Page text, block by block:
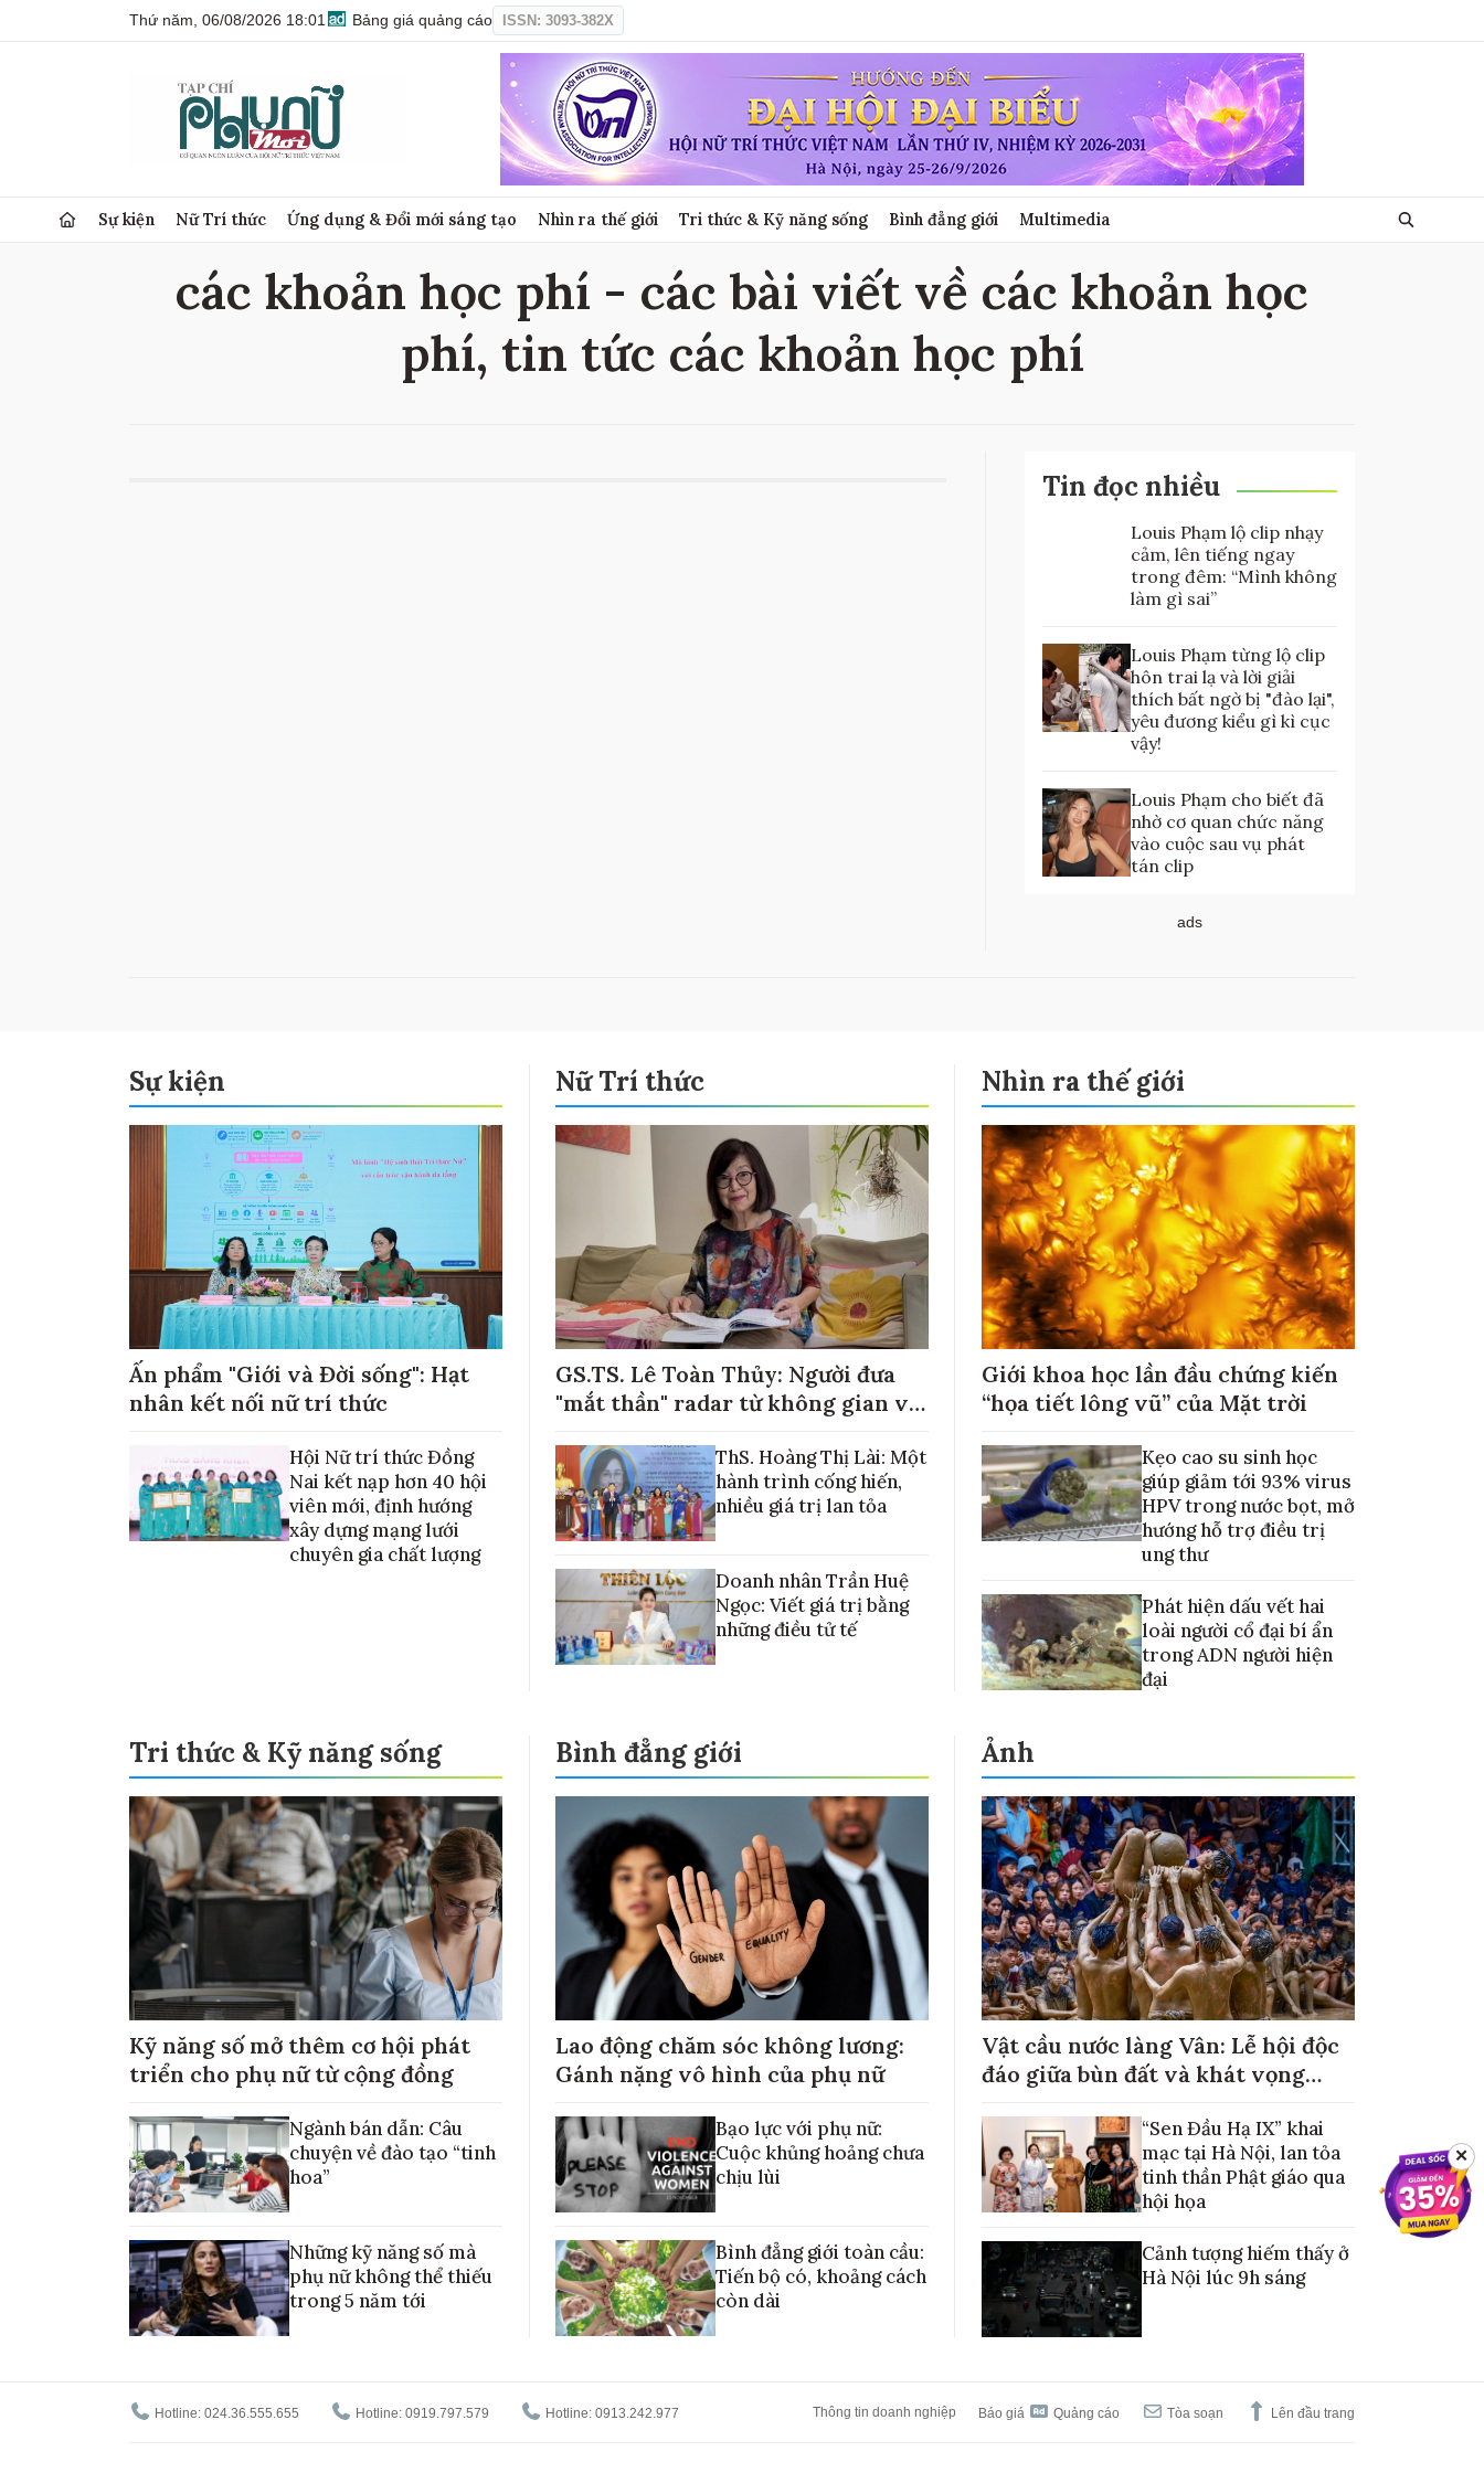
Thứ năm, 06/08/2026 18:01 Bảng giá quảng cáo ISSN: 3093-382X
Sự kiện Nữ Trí thức Ứng dụng & Đổi mới sáng tạo Nhìn ra thế giới Tri thức & Kỹ năng sống Bình đẳng giới Multimedia
các khoản học phí - các bài viết về các khoản học
phí, tin tức các khoản học phí
Tin đọc nhiều
Louis Phạm lộ clip nhạy
cảm, lên tiếng ngay
trong đêm: “Mình không
làm gì sai”
Louis Phạm từng lộ clip
hôn trai lạ và lời giải
thích bất ngờ bị "đào lại",
yêu đương kiểu gì kì cục
vậy!
Louis Phạm cho biết đã
nhờ cơ quan chức năng
vào cuộc sau vụ phát
tán clip
ads
Sự kiện
Ấn phẩm "Giới và Đời sống": Hạt
nhân kết nối nữ trí thức
Hội Nữ trí thức Đồng
Nai kết nạp hơn 40 hội
viên mới, định hướng
xây dựng mạng lưới
chuyên gia chất lượng
Nữ Trí thức
GS.TS. Lê Toàn Thủy: Người đưa
"mắt thần" radar từ không gian về
ThS. Hoàng Thị Lài: Một
hành trình cống hiến,
nhiều giá trị lan tỏa
Doanh nhân Trần Huệ
Ngọc: Viết giá trị bằng
những điều tử tế
Nhìn ra thế giới
Giới khoa học lần đầu chứng kiến
“họa tiết lông vũ” của Mặt trời
Kẹo cao su sinh học
giúp giảm tới 93% virus
HPV trong nước bọt, mở
hướng hỗ trợ điều trị
ung thư
Phát hiện dấu vết hai
loài người cổ đại bí ẩn
trong ADN người hiện
đại
Tri thức & Kỹ năng sống
Kỹ năng số mở thêm cơ hội phát
triển cho phụ nữ từ cộng đồng
Ngành bán dẫn: Câu
chuyện về đào tạo “tinh
hoa”
Những kỹ năng số mà
phụ nữ không thể thiếu
trong 5 năm tới
Bình đẳng giới
Lao động chăm sóc không lương:
Gánh nặng vô hình của phụ nữ
Bạo lực với phụ nữ:
Cuộc khủng hoảng chưa
chịu lùi
Bình đẳng giới toàn cầu:
Tiến bộ có, khoảng cách
còn dài
Ảnh
Vật cầu nước làng Vân: Lễ hội độc
đáo giữa bùn đất và khát vọng
“Sen Đầu Hạ IX” khai
mạc tại Hà Nội, lan tỏa
tinh thần Phật giáo qua
hội họa
Cảnh tượng hiếm thấy ở
Hà Nội lúc 9h sáng
Hotline: 024.36.555.655 Hotline: 0919.797.579 Hotline: 0913.242.977 Thông tin doanh nghiệp Báo giá Quảng cáo Tòa soạn Lên đầu trang
✕